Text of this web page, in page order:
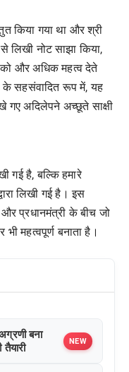
किया गया था और श्री
लिखी नोट साझा किया,
और अधिक महत्व देते
के सहसंवादित रूप में, यह
गए अदिलेपने अच्छूते साक्षी
गई है, बल्कि हमारे
लिखी गई है। इस
प्रधानमंत्री के बीच जो
महत्वपूर्ण बनाता है।
बना
NEW